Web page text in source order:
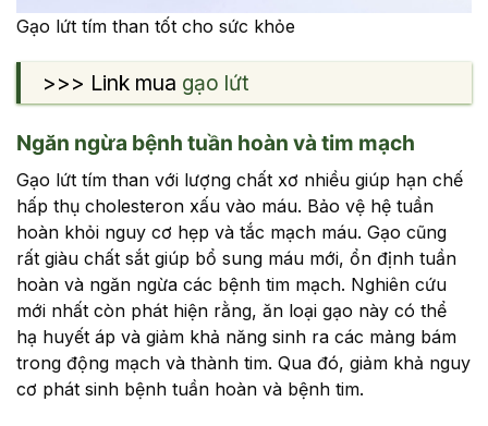
Gạo lứt tím than tốt cho sức khỏe
>>> Link mua gạo lứt
Ngăn ngừa bệnh tuần hoàn và tim mạch
Gạo lứt tím than với lượng chất xơ nhiều giúp hạn chế
hấp thụ cholesteron xấu vào máu. Bảo vệ hệ tuần
hoàn khỏi nguy cơ hẹp và tắc mạch máu. Gạo cũng
rất giàu chất sắt giúp bổ sung máu mới, ổn định tuần
hoàn và ngăn ngừa các bệnh tim mạch. Nghiên cứu
mới nhất còn phát hiện rằng, ăn loại gạo này có thể
hạ huyết áp và giảm khả năng sinh ra các mảng bám
trong động mạch và thành tim. Qua đó, giảm khả nguy
cơ phát sinh bệnh tuần hoàn và bệnh tim.